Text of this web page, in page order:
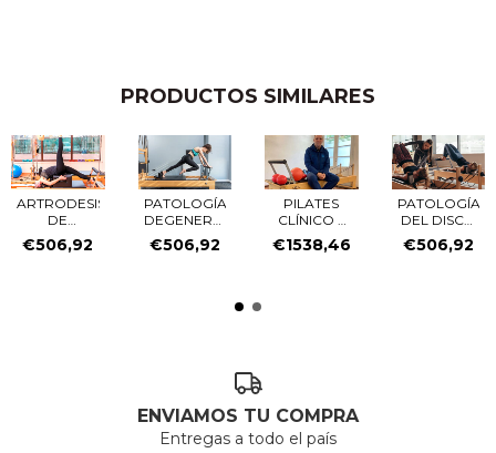
PRODUCTOS SIMILARES
ARTRODESIS
DE
CADERA
€506,92
PATOLOGÍA
DEGENERATIVA
DE
RODILLA
€506,92
PILATES
CLÍNICO Y
NUTRICIÓN
FUNCIONAL
€1538,46
PATOLOGÍA
DEL DISCO
DE LA...
€506,92
ENVIAMOS TU COMPRA
Entregas a todo el país